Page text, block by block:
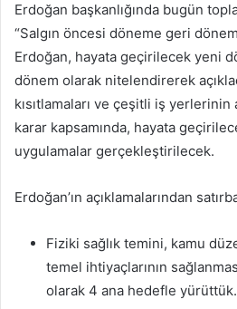
Erdoğan başkanlığında bugün
“Salgın öncesi döneme geri
Erdoğan, hayata geçirilecek yeni
dönem olarak nitelendirerek
kısıtlamaları ve çeşitli iş yerlerinin
karar kapsamında, hayata
uygulamalar gerçekleştirilecek.
Erdoğan’ın açıklamalarından
Fiziki sağlık temini, kamu
temel ihtiyaçlarının
olarak 4 ana hedefle yürüttük.